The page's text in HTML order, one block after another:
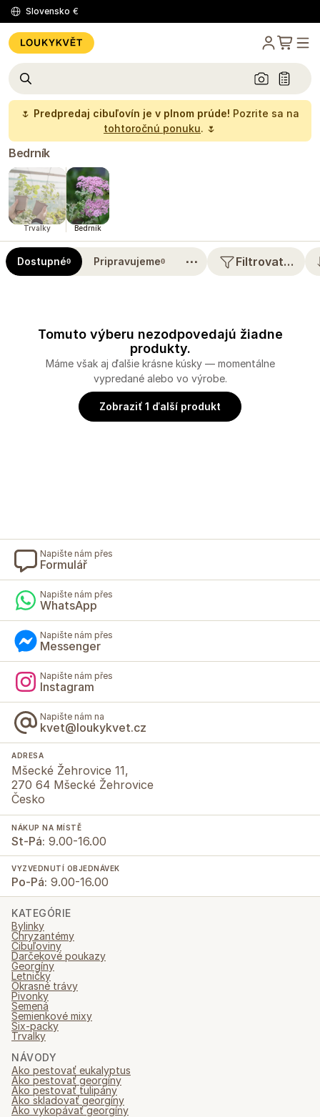
Slovensko €
🌷 Predpredaj cibuľovín je v plnom prúde! Pozrite sa na
tohtoročnú ponuku. 🌷
Bedrník
Trvalky Bedrník
Dostupné0 Pripravujeme0 ⋯ Filtrovat…
Tomuto výberu nezodpovedajú žiadne
produkty.
Máme však aj ďalšie krásne kúsky — momentálne
vypredané alebo vo výrobe.
Zobraziť 1 ďalší produkt
Napište nám přes
Formulář
Napište nám přes
WhatsApp
Napište nám přes
Messenger
Napište nám přes
Instagram
Napište nám na
kvet@loukykvet.cz
ADRESA
Mšecké Žehrovice 11,
270 64 Mšecké Žehrovice
Česko
NÁKUP NA MÍSTĚ
St-Pá: 9.00-16.00
VYZVEDNUTÍ OBJEDNÁVEK
Po-Pá: 9.00-16.00
KATEGÓRIE
Bylinky
Chryzantémy
Cibuľoviny
Darčekové poukazy
Georgíny
Letničky
Okrasné trávy
Pivonky
Semená
Semienkové mixy
Six-packy
Trvalky
NÁVODY
Ako pestovať eukalyptus
Ako pestovať georgíny
Ako pestovať tulipány
Ako skladovať georgíny
Ako vykopávať georgíny